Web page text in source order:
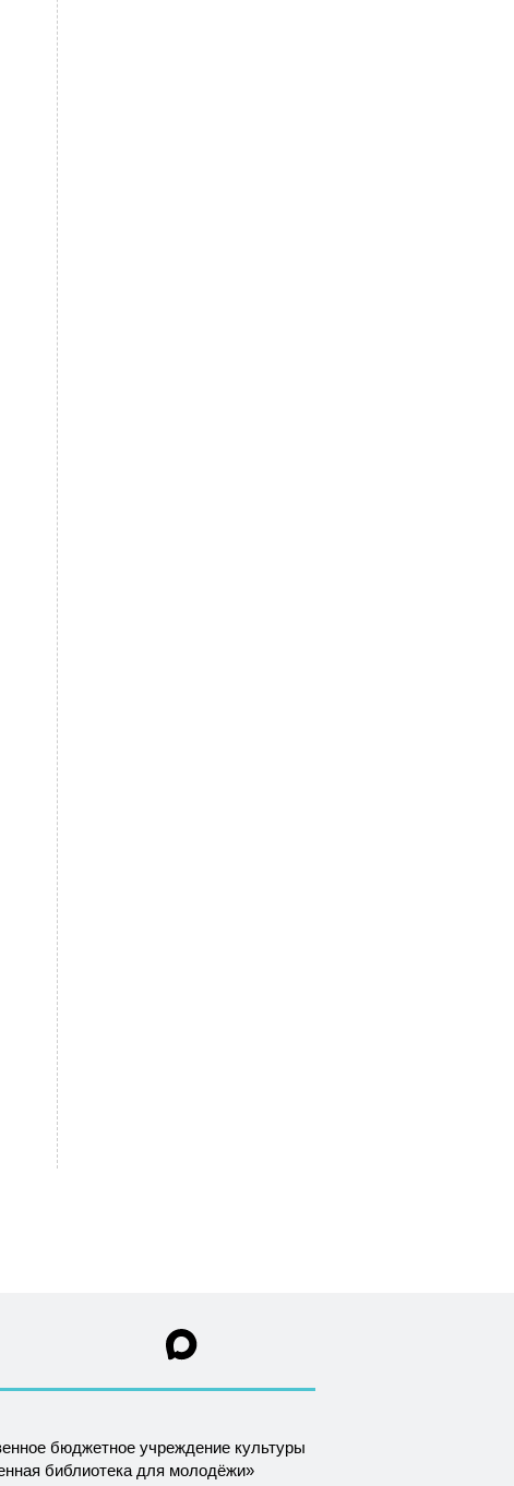
бюджетное учреждение культуры
библиотека для молодёжи»